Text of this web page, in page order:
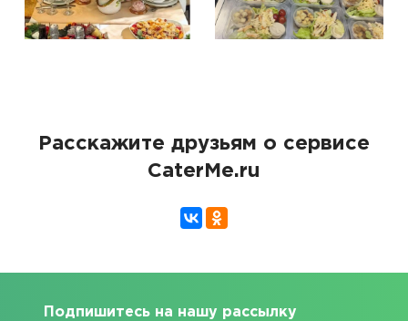
Расскажите друзьям о сервисе
CaterMe.ru
Подпишитесь на нашу рассылку